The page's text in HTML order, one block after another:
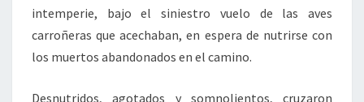
intemperie, bajo el siniestro vuelo de las aves
carroñeras que acechaban, en espera de nutrirse con
los muertos abandonados en el camino.
Desnutridos, agotados y somnolientos, cruzaron